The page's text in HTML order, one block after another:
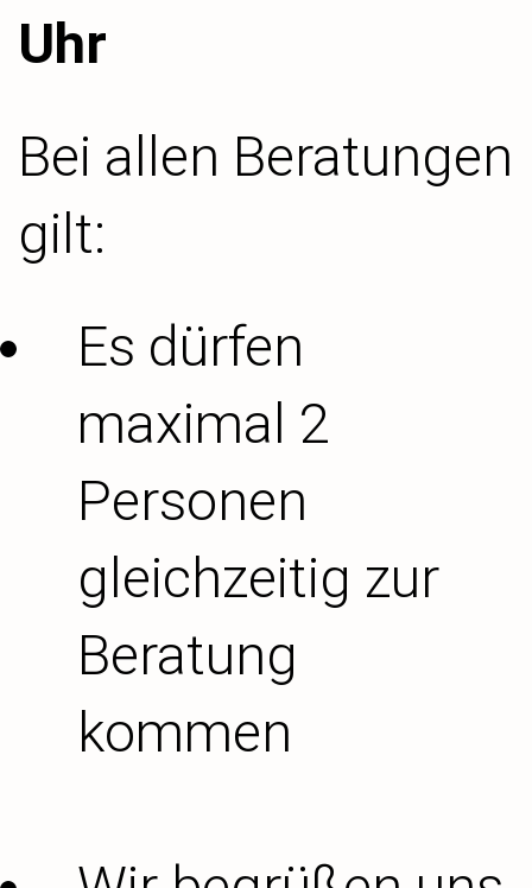
Uhr
Bei allen Beratungen
gilt:
Es dürfen
maximal 2
Personen
gleichzeitig zur
Beratung
kommen